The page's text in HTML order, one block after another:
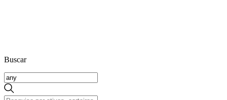
Buscar